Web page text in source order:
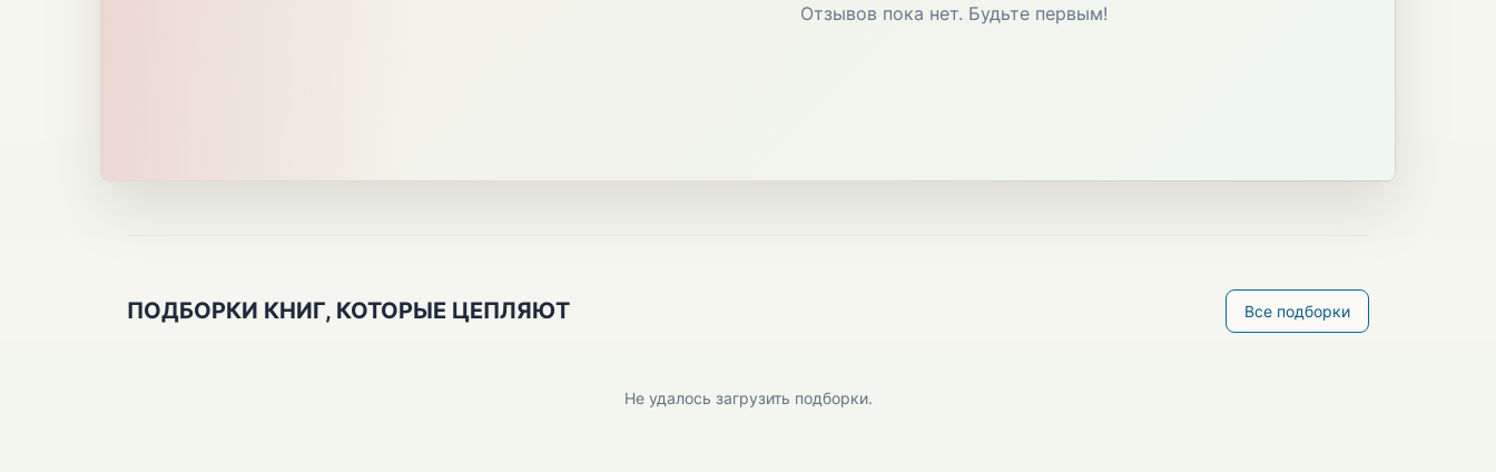
Отзывов пока нет. Будьте первым!
ПОДБОРКИ КНИГ, КОТОРЫЕ ЦЕПЛЯЮТ Все подборки
Не удалось загрузить подборки.